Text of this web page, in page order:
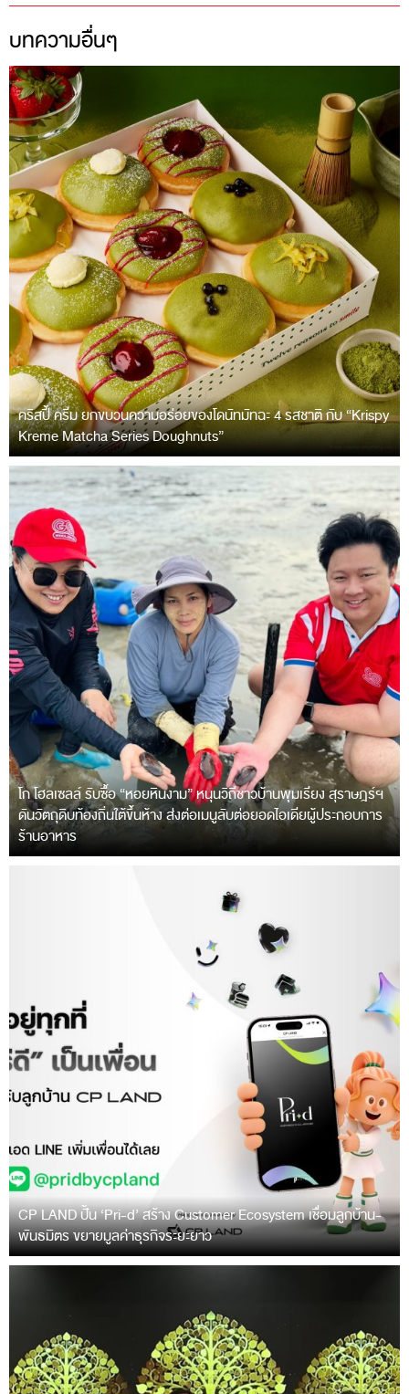
บทความอื่นๆ
คริสปี้ ครีม ยกขบวนความอร่อยของโดนัทมัทฉะ 4 รสชาติ กับ “Krispy
Kreme Matcha Series Doughnuts”
โก โฮลเซลล์ รับซื้อ “หอยหินงาม” หนุนวิถีชาวบ้านพุมเรียง สุราษฎร์ฯ
ดันวัตถุดิบท้องถิ่นใต้ขึ้นห้าง ส่งต่อเมนูลับต่อยอดไอเดียผู้ประกอบการ
ร้านอาหาร
CP LAND ปั้น ‘Pri-d’ สร้าง Customer Ecosystem เชื่อมลูกบ้าน-
พันธมิตร ขยายมูลค่าธุรกิจระยะยาว